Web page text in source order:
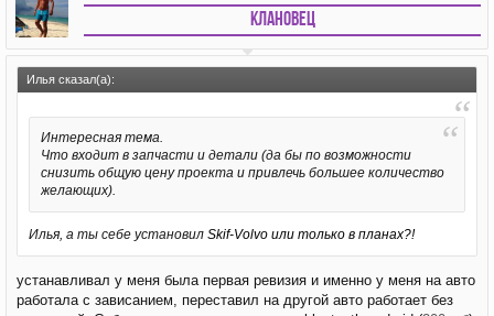
Клановец
Илья сказал(а):
Интересная тема.
Что входит в запчасти и детали (да бы по возможности
снизить общую цену проекта и привлечь большее количество
желающих).
Илья, а ты себе установил Skif-Volvo или только в планах?!
устанавливал у меня была первая ревизия и именно у меня на авто
работала с зависанием, переставил на другой авто работает без